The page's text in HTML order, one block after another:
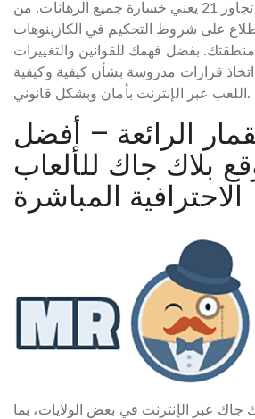
الأخذ في الاعتبار أن تجاوز 21 يعني خسارة جميع الرهانات. من
على شروط التحكيم في الكازينوهات
منطقتك. بفضل فهمك للقوانين والتغييرات
اتخاذ قرارات مدروسة بشأن كيفية وكيفية
اللعب عبر الإنترنت بأمان وبشكل قانوني.
الرائعة – أفضل
بلاك جاك للألعاب
الاحترافية المباشرة
جاك عبر الإنترنت في بعض الولايات، بما